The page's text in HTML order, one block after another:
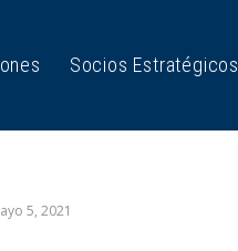
Socios Estratégicos
5, 2021